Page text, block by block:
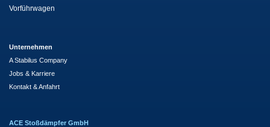
Vorführwagen
Unternehmen
A Stabilus Company
Jobs & Karriere
Kontakt & Anfahrt
ACE Stoßdämpfer GmbH